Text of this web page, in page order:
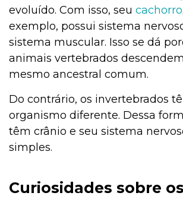
evoluído. Com isso, seu cachorro
exemplo, possui sistema
sistema muscular. Isso se dá
animais vertebrados
mesmo ancestral comum.
Do contrário, os invertebrados
organismo diferente. Dessa
têm crânio e seu sistema
simples.
Curiosidades sobre